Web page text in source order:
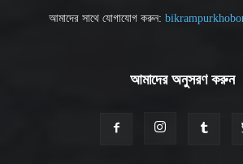
আমাদের সাথে যোগাযোগ করুন:
আমাদের অনুসরণ করুন